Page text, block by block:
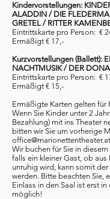
Kindervorstellungen:
ALADDIN / DIE
GRETEL / RITTER
Eintrittskarte pro Person: €
Ermäßigt € 17,-
Kurzvorstellungen (Ballett):
NACHTMUSIK / DER
Eintrittskarte pro Person: €
Ermäßigt € 15,-
Ermäßigte Karten gelten für
Wenn Sie Kinder unter 2
Bezahlung) mit ins Theater
bitten wir Sie um vorherige
office@marionettentheater.at
Wir buchen für Sie in
falls ein kleiner Gast, ob
unruhig wird, kann somit der
werden. Bitte beachten Sie,
Einlass in den Saal ist erst
möglich!